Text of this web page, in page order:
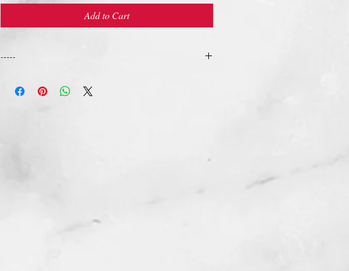
Add to Cart
-----
ทางบริษัท ไม่มีนโยบายการรับ เปลี่ยน/คืน สินค้า ทุกรณี